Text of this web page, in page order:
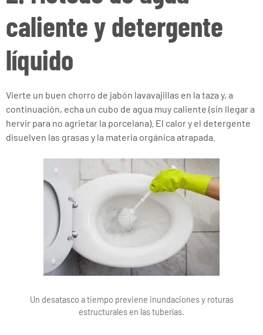
caliente y detergente
líquido
Vierte un buen chorro de jabón lavavajillas en la taza y, a
continuación, echa un cubo de agua muy caliente (sin llegar a
hervir para no agrietar la porcelana). El calor y el detergente
disuelven las grasas y la materia orgánica atrapada.
Un desatasco a tiempo previene inundaciones y roturas
estructurales en las tuberías.